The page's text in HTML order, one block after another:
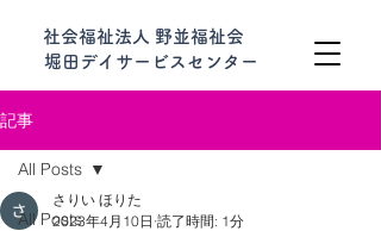
社会福祉法人 野並福祉会
堀田デイサービスセンター
記事
All Posts
All Posts
さりい ほりた
2023年4月10日 読了時間: 1分